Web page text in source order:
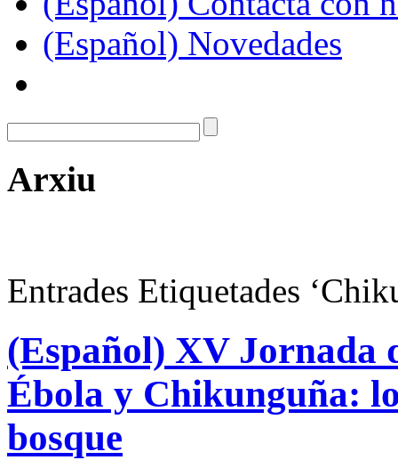
(Español) Novedades
Arxiu
Entrades Etiquetades
(Español) XV Jornada
Ébola y Chikunguña:
bosque